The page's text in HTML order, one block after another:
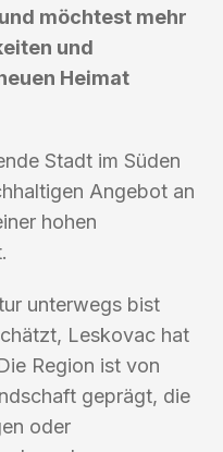
möchtest mehr
und
Heimat
Stadt im Süden
Angebot an
hohen
unterwegs bist
Leskovac hat
Region ist von
geprägt, die
oder